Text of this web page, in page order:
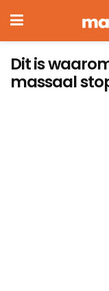
Dit is
massaal